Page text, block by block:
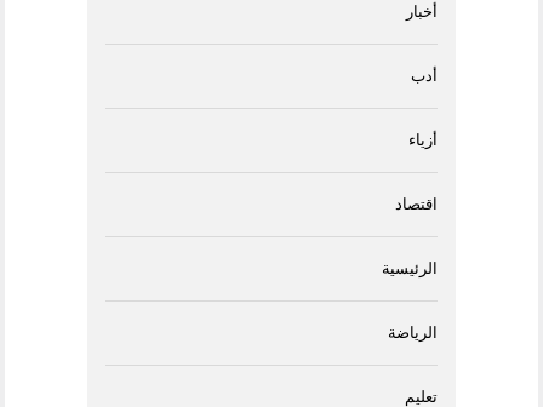
أخبار
أدب
أزياء
اقتصاد
الرئيسية
الرياضة
تعليم